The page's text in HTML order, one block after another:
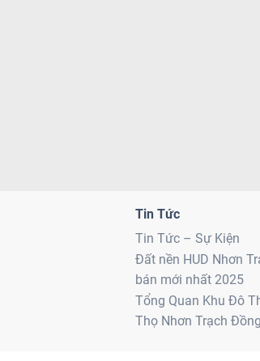
Tin Tức
Tin Tức – Sự Kiện
Đất nền HUD Nhơn
bán mới nhất 2025
Tổng Quan Khu Đô
Thọ Nhơn Trạch